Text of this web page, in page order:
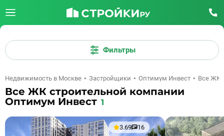
Фильтры
Недвижимость в Москве Застройщики Оптимум Инвест Все ЖК
Все ЖК строительной компании
Оптимум Инвест 1
3.69 16